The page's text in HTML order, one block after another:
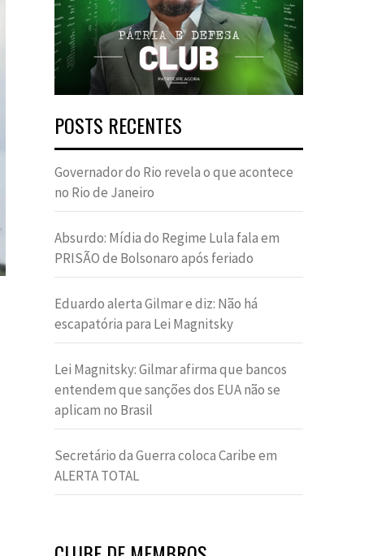
POSTS RECENTES
Governador do Rio revela o que acontece
no Rio de Janeiro
Absurdo: Mídia do Regime Lula fala em
PRISÃO de Bolsonaro após feriado
Eduardo alerta Gilmar e diz: Não há
escapatória para Lei Magnitsky
Lei Magnitsky: Gilmar afirma que bancos
entendem que sanções dos EUA não se
aplicam no Brasil
Secretário da Guerra coloca Caribe em
ALERTA TOTAL